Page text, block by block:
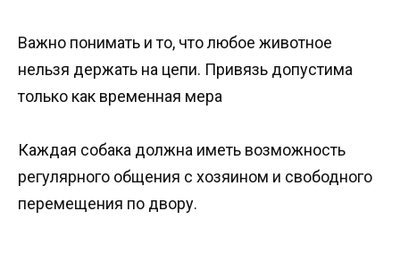
Важно понимать и то, что любое животное
нельзя держать на цепи. Привязь допустима
только как временная мера
Каждая собака должна иметь возможность
регулярного общения с хозяином и свободного
перемещения по двору.